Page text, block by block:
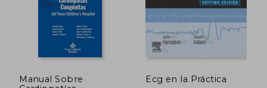
$ 125.445
50% $
Manual Sobre
Ecg en la Práctica